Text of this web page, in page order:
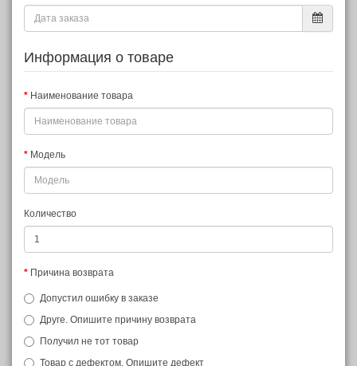
Информация о товаре
Наименование товара
Модель
Количество
Причина возврата
Допустил ошибку в заказе
Друге. Опишите причину возврата
Получил не тот товар
Товар с дефектом. Опишите дефект